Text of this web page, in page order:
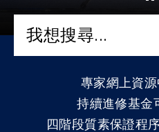
專家網上資
持續進修基金
四階段質素保證程